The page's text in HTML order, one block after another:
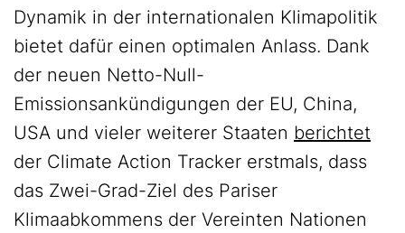
Dynamik in der internationalen Klimapolitik
bietet dafür einen optimalen Anlass. Dank
der neuen Netto-Null-
Emissionsankündigungen der EU, China,
USA und vieler weiterer Staaten berichtet
der Climate Action Tracker erstmals, dass
das Zwei-Grad-Ziel des Pariser
Klimaabkommens der Vereinten Nationen